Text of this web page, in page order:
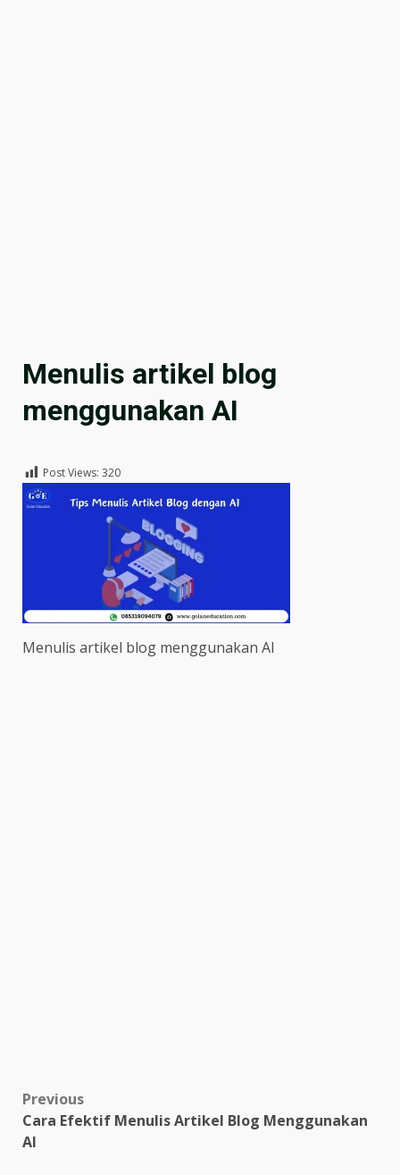
Menulis artikel blog
menggunakan AI
Post Views: 320
Menulis artikel blog menggunakan AI
Post
navigation
Previous
Cara Efektif Menulis Artikel Blog Menggunakan
AI